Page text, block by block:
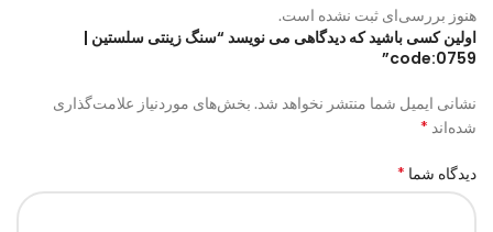
هنوز بررسی‌ای ثبت نشده است.
اولین کسی باشید که دیدگاهی می نویسد “سنگ زینتی سلستین |
code:0759”
نشانی ایمیل شما منتشر نخواهد شد. بخش‌های موردنیاز علامت‌گذاری
شده‌اند *
دیدگاه شما *